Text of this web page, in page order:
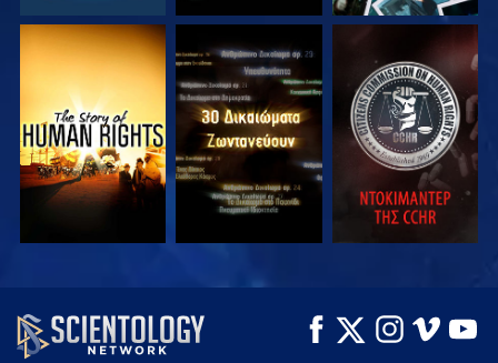
ΠΑΡΑΚΟΛΟΥΘΗΣΤΕ ΠΑΡΑΚΟΛΟΥΘΗΣΤΕ ΠΑΡΑΚΟΛΟΥΘΗΣΤΕ
ΠΑΡΑΚΟΛΟΥΘΗΣΤΕ ΠΑΡΑΚΟΛΟΥΘΗΣΤΕ
ΕΞΕΡΕΥΝΗΣΤΕ ΤΗ
ΣΕΙΡΑ